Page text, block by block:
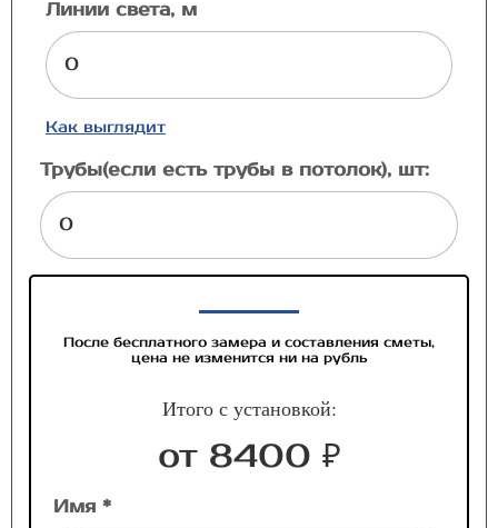
Линии света, м
Как выглядит
Трубы(если есть трубы в потолок), шт:
После бесплатного замера и составления сметы,
цена не изменится ни на рубль
Итого с установкой:
от 8400 ₽
Имя *